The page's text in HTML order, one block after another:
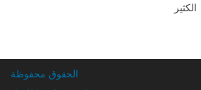
الكثير
الحقوق محفوظة